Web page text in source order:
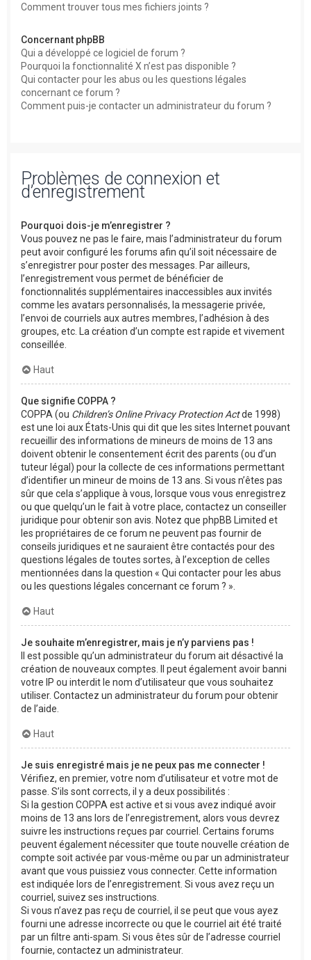
Comment trouver tous mes fichiers joints ?
Concernant phpBB
Qui a développé ce logiciel de forum ?
Pourquoi la fonctionnalité X n’est pas disponible ?
Qui contacter pour les abus ou les questions légales
concernant ce forum ?
Comment puis-je contacter un administrateur du forum ?
Problèmes de connexion et
d’enregistrement
Pourquoi dois-je m’enregistrer ?
Vous pouvez ne pas le faire, mais l’administrateur du forum
peut avoir configuré les forums afin qu’il soit nécessaire de
s’enregistrer pour poster des messages. Par ailleurs,
l’enregistrement vous permet de bénéficier de
fonctionnalités supplémentaires inaccessibles aux invités
comme les avatars personnalisés, la messagerie privée,
l’envoi de courriels aux autres membres, l’adhésion à des
groupes, etc. La création d’un compte est rapide et vivement
conseillée.
Haut
Que signifie COPPA ?
COPPA (ou Children’s Online Privacy Protection Actde 1998)
est une loi aux États-Unis qui dit que les sites Internet pouvant
recueillir des informations de mineurs de moins de 13 ans
doivent obtenir le consentement écrit des parents (ou d’un
tuteur légal) pour la collecte de ces informations permettant
d’identifier un mineur de moins de 13 ans. Si vous n’êtes pas
sûr que cela s’applique à vous, lorsque vous vous enregistrez
ou que quelqu’un le fait à votre place, contactez un conseiller
juridique pour obtenir son avis. Notez que phpBB Limited et
les propriétaires de ce forum ne peuvent pas fournir de
conseils juridiques et ne sauraient être contactés pour des
questions légales de toutes sortes, à l’exception de celles
mentionnées dans la question « Qui contacter pour les abus
ou les questions légales concernant ce forum ? ».
Haut
Je souhaite m’enregistrer, mais je n’y parviens pas !
Il est possible qu’un administrateur du forum ait désactivé la
création de nouveaux comptes. Il peut également avoir banni
votre IP ou interdit le nom d’utilisateur que vous souhaitez
utiliser. Contactez un administrateur du forum pour obtenir
de l’aide.
Haut
Je suis enregistré mais je ne peux pas me connecter !
Vérifiez, en premier, votre nom d’utilisateur et votre mot de
passe. S’ils sont corrects, il y a deux possibilités :
Si la gestion COPPA est active et si vous avez indiqué avoir
moins de 13 ans lors de l’enregistrement, alors vous devrez
suivre les instructions reçues par courriel. Certains forums
peuvent également nécessiter que toute nouvelle création de
compte soit activée par vous-même ou par un administrateur
avant que vous puissiez vous connecter. Cette information
est indiquée lors de l’enregistrement. Si vous avez reçu un
courriel, suivez ses instructions.
Si vous n’avez pas reçu de courriel, il se peut que vous ayez
fourni une adresse incorrecte ou que le courriel ait été traité
par un filtre anti-spam. Si vous êtes sûr de l’adresse courriel
fournie, contactez un administrateur.